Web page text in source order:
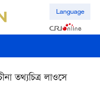
Language
তথ্যচিত্র লাওসে